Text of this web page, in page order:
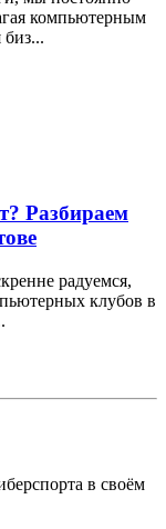
компьютерным
Разбираем
радуемся,
клубов в
в своём